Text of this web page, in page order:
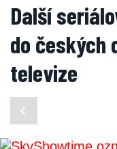
Další
do českých
televize